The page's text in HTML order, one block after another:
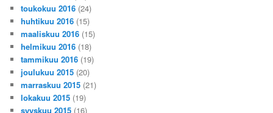
toukokuu 2016 (24)
huhtikuu 2016 (15)
maaliskuu 2016 (15)
helmikuu 2016 (18)
tammikuu 2016 (19)
joulukuu 2015 (20)
marraskuu 2015 (21)
lokakuu 2015 (19)
syyskuu 2015 (16)